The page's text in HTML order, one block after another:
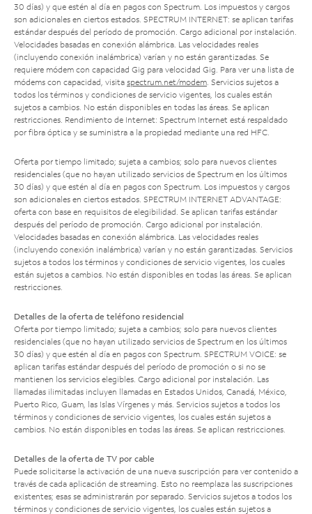
30 días) y que estén al día en pagos con Spectrum. Los impuestos y cargos
son adicionales en ciertos estados. SPECTRUM INTERNET: se aplican tarifas
estándar después del período de promoción. Cargo adicional por instalación.
Velocidades basadas en conexión alámbrica. Las velocidades reales
(incluyendo conexión inalámbrica) varían y no están garantizadas. Se
requiere módem con capacidad Gig para velocidad Gig. Para ver una lista de
módems con capacidad, visita spectrum.net/modem . Servicios sujetos a
todos los términos y condiciones de servicio vigentes, los cuales están
sujetos a cambios. No están disponibles en todas las áreas. Se aplican
restricciones. Rendimiento de Internet: Spectrum Internet está respaldado
por fibra óptica y se suministra a la propiedad mediante una red HFC.
Oferta por tiempo limitado; sujeta a cambios; solo para nuevos clientes
residenciales (que no hayan utilizado servicios de Spectrum en los últimos
30 días) y que estén al día en pagos con Spectrum. Los impuestos y cargos
son adicionales en ciertos estados. SPECTRUM INTERNET ADVANTAGE:
oferta con base en requisitos de elegibilidad. Se aplican tarifas estándar
después del período de promoción. Cargo adicional por instalación.
Velocidades basadas en conexión alámbrica. Las velocidades reales
(incluyendo conexión inalámbrica) varían y no están garantizadas. Servicios
sujetos a todos los términos y condiciones de servicio vigentes, los cuales
están sujetos a cambios. No están disponibles en todas las áreas. Se aplican
restricciones.
Detalles de la oferta de teléfono residencial
Oferta por tiempo limitado; sujeta a cambios; solo para nuevos clientes
residenciales (que no hayan utilizado servicios de Spectrum en los últimos
30 días) y que estén al día en pagos con Spectrum. SPECTRUM VOICE: se
aplican tarifas estándar después del período de promoción o si no se
mantienen los servicios elegibles. Cargo adicional por instalación. Las
llamadas ilimitadas incluyen llamadas en Estados Unidos, Canadá, México,
Puerto Rico, Guam, las Islas Vírgenes y más. Servicios sujetos a todos los
términos y condiciones de servicio vigentes, los cuales están sujetos a
cambios. No están disponibles en todas las áreas. Se aplican restricciones.
Detalles de la oferta de TV por cable
Puede solicitarse la activación de una nueva suscripción para ver contenido a
través de cada aplicación de streaming. Esto no reemplaza las suscripciones
existentes; esas se administrarán por separado. Servicios sujetos a todos los
términos y condiciones de servicio vigentes, los cuales están sujetos a